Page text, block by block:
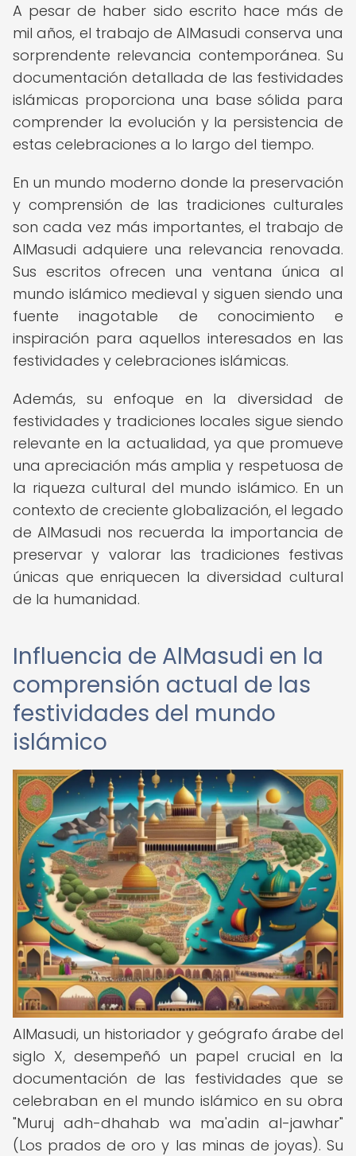
A pesar de haber sido escrito hace más de
mil años, el trabajo de AlMasudi conserva una
sorprendente relevancia contemporánea. Su
documentación detallada de las festividades
islámicas proporciona una base sólida para
comprender la evolución y la persistencia de
estas celebraciones a lo largo del tiempo.
En un mundo moderno donde la preservación
y comprensión de las tradiciones culturales
son cada vez más importantes, el trabajo de
AlMasudi adquiere una relevancia renovada.
Sus escritos ofrecen una ventana única al
mundo islámico medieval y siguen siendo una
fuente inagotable de conocimiento e
inspiración para aquellos interesados en las
festividades y celebraciones islámicas.
Además, su enfoque en la diversidad de
festividades y tradiciones locales sigue siendo
relevante en la actualidad, ya que promueve
una apreciación más amplia y respetuosa de
la riqueza cultural del mundo islámico. En un
contexto de creciente globalización, el legado
de AlMasudi nos recuerda la importancia de
preservar y valorar las tradiciones festivas
únicas que enriquecen la diversidad cultural
de la humanidad.
Influencia de AlMasudi en la
comprensión actual de las
festividades del mundo
islámico
AlMasudi, un historiador y geógrafo árabe del
siglo X, desempeñó un papel crucial en la
documentación de las festividades que se
celebraban en el mundo islámico en su obra
"Muruj adh-dhahab wa ma'adin al-jawhar"
(Los prados de oro y las minas de joyas). Su